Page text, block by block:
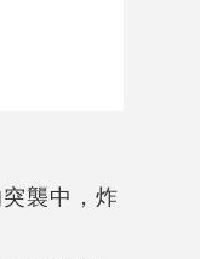
襲中，炸